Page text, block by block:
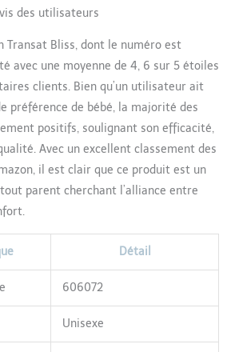
des utilisateurs
Transat Bliss, dont le numéro est
avec une moyenne de 4, 6 sur 5 étoiles
clients. Bien qu’un utilisateur ait
préférence de bébé, la majorité des
positifs, soulignant son efficacité,
Avec un excellent classement des
il est clair que ce produit est un
parent cherchant l’alliance entre
Détail
606072
Unisexe